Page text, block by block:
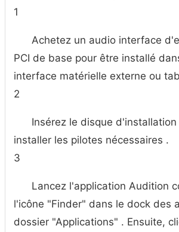
1
Achetez un audio interface
PCI de base pour être installé
interface matérielle externe ou
2
Insérez le disque
installer les pilotes nécessaires .
3
Lancez l'application Audition
l'icône "Finder" dans le dock des
dossier "Applications" . Ensuite,